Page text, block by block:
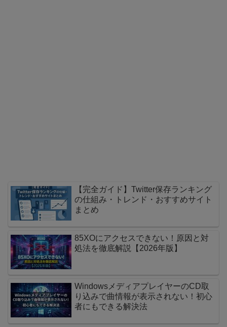
【完全ガイド】Twitter保存ランキング
の仕組み・トレンド・おすすめサイト
まとめ
85XOにアクセスできない！原因と対
処法を徹底解説【2026年版】
WindowsメディアプレイヤーのCD取
り込みで曲情報が表示されない！初心
者にもできる解決法